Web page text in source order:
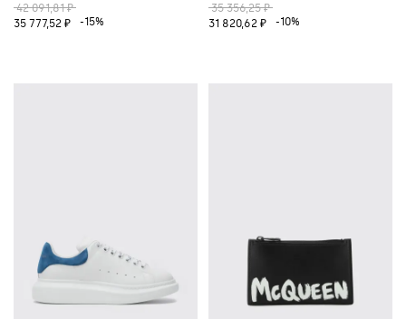
42 091,81 ₽
35 777,52 ₽
-15%
35 356,25 ₽
31 820,62 ₽
-10%